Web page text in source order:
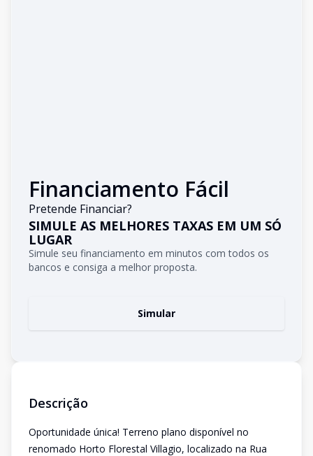
Financiamento Fácil
Pretende Financiar?
SIMULE AS MELHORES TAXAS EM UM SÓ
LUGAR
Simule seu financiamento em minutos com todos os
bancos e consiga a melhor proposta.
Simular
Descrição
Oportunidade única! Terreno plano disponível no
renomado Horto Florestal Villagio, localizado na Rua